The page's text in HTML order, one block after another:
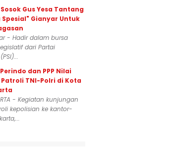
Gus Yesa Tantang
Spesial" Gianyar Untuk
- Hadir dalam bursa
dari Partai
dan PPP Nilai
TNI-Polri di Kota
- Kegiatan kunjungan
kepolisian ke kantor-